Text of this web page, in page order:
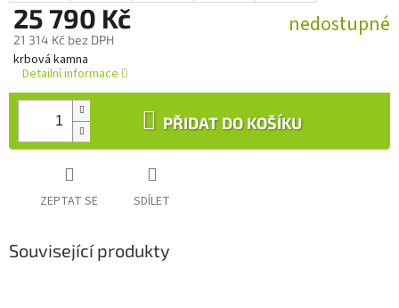
R
M
A
25 790 Kč
21 314 Kč bez DPH
Měrná
cena:
nedostupné
PŘIDAT DO KOŠÍKU
krbová kamna
Detailní informace
ZEPTAT SE SDÍLET
Související produkty